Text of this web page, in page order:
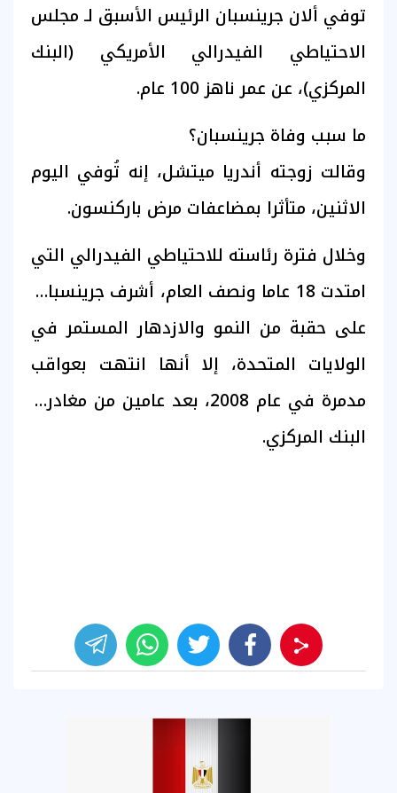
توفي ألان جرينسبان الرئيس الأسبق لـ مجلس
الاحتياطي الفيدرالي الأمريكي (البنك
المركزي)، عن عمر ناهز 100 عام.
ما سبب وفاة جرينسبان؟
وقالت زوجته أندريا ميتشل، إنه تُوفي اليوم
الاثنين، متأثرا بمضاعفات مرض باركنسون.
وخلال فترة رئاسته للاحتياطي الفيدرالي التي
امتدت 18 عاما ونصف العام، أشرف جرينسبان،
على حقبة من النمو والازدهار المستمر في
الولايات المتحدة، إلا أنها انتهت بعواقب
مدمرة في عام 2008، بعد عامين من مغادرته
البنك المركزي.